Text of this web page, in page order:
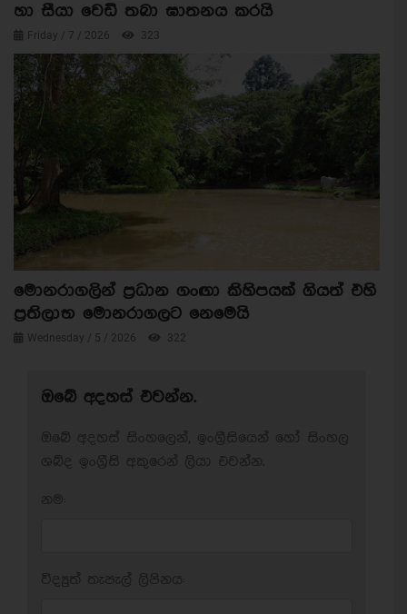
හා සීයා වෙඩි තබා ඝාතනය කරයි
Friday / 7 / 2026 323
මොනරාගලින් ප්‍රධාන ගංඟා කිහිපයක් ගියත් එහි
ප්‍රතිලාභ මොනරාගලට නෙමෙයි
Wednesday / 5 / 2026 322
ඔබේ අදහස් එවන්න.